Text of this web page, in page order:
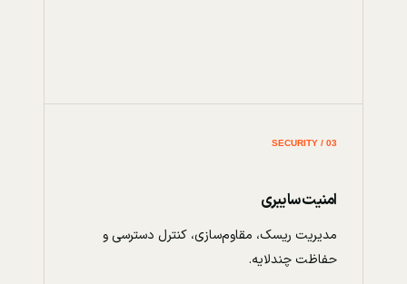
03 / SECURITY
امنیت سایبری
مدیریت ریسک، مقاوم‌سازی، کنترل دسترسی و
حفاظت چندلایه.